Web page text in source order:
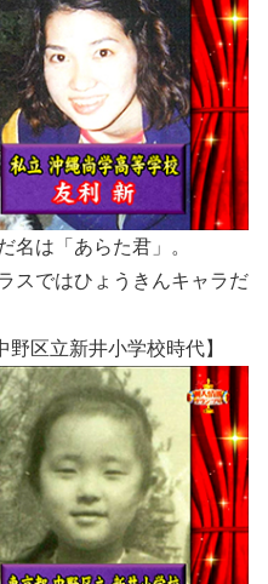
名は「あらた君」。
スではひょうきんキャラだ
区立新井小学校時代】